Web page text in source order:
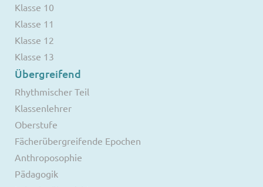
Klasse 10
Klasse 11
Klasse 12
Klasse 13
Übergreifend
Rhythmischer Teil
Klassenlehrer
Oberstufe
Fächerübergreifende Epochen
Anthroposophie
Pädagogik